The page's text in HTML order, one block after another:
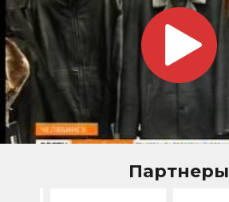
Партнеры